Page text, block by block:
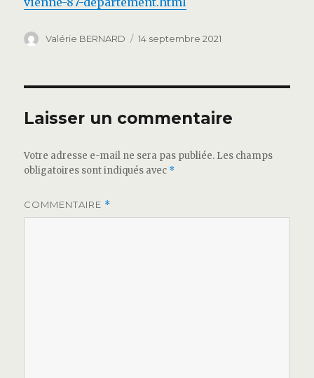
Auteur
Valérie BERNARD
Publié
14 septembre 2021
Laisser un commentaire
Votre adresse e-mail ne sera pas publiée. Les champs
obligatoires sont indiqués avec *
COMMENTAIRE *